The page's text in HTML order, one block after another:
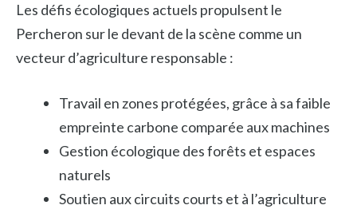
Les défis écologiques actuels propulsent le
Percheron sur le devant de la scène comme un
vecteur d’agriculture responsable :
Travail en zones protégées, grâce à sa faible
empreinte carbone comparée aux machines
Gestion écologique des forêts et espaces
naturels
Soutien aux circuits courts et à l’agriculture